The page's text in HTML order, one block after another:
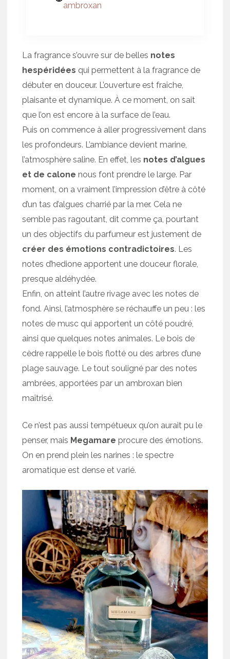
ambroxan
La fragrance s’ouvre sur de belles notes
hespéridées qui permettent à la fragrance de
débuter en douceur. L’ouverture est fraîche,
plaisante et dynamique. À ce moment, on sait
que l’on est encore à la surface de l’eau.
Puis on commence à aller progressivement dans
les profondeurs. L’ambiance devient marine,
l’atmosphère saline. En effet, les notes d’algues
et de calone nous font prendre le large. Par
moment, on a vraiment l’impression d’être à côté
d’un tas d’algues charrié par la mer. Cela ne
semble pas ragoutant, dit comme ça, pourtant
un des objectifs du parfumeur est justement de
créer des émotions contradictoires. Les
notes d’hedione apportent une douceur florale,
presque aldéhydée.
Enfin, on atteint l’autre rivage avec les notes de
fond. Ainsi, l’atmosphère se réchauffe un peu : les
notes de musc qui apportent un côté poudré,
ainsi que quelques notes animales. Le bois de
cèdre rappelle le bois flotté ou des arbres d’une
plage sauvage. Le tout souligné par des notes
ambrées, apportées par un ambroxan bien
maîtrisé.
Ce n’est pas aussi tempétueux qu’on aurait pu le
penser, mais Megamare procure des émotions.
On en prend plein les narines : le spectre
aromatique est dense et varié.